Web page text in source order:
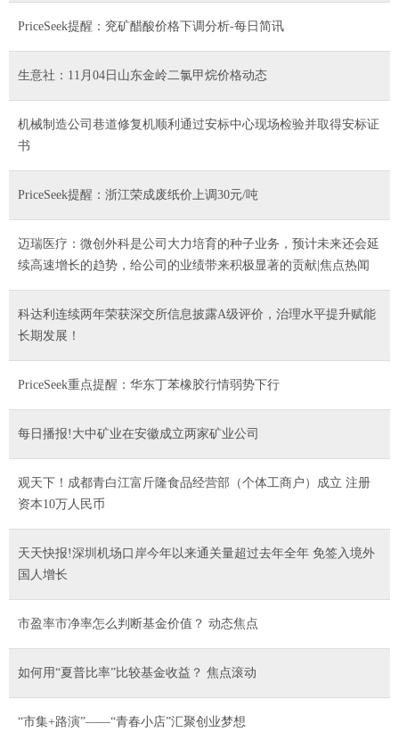
PriceSeek提醒：兖矿醋酸价格下调分析-每日简讯
生意社：11月04日山东金岭二氯甲烷价格动态
机械制造公司巷道修复机顺利通过安标中心现场检验并取得安标证
书
PriceSeek提醒：浙江荣成废纸价上调30元/吨
迈瑞医疗：微创外科是公司大力培育的种子业务，预计未来还会延
续高速增长的趋势，给公司的业绩带来积极显著的贡献|焦点热闻
科达利连续两年荣获深交所信息披露A级评价，治理水平提升赋能
长期发展！
PriceSeek重点提醒：华东丁苯橡胶行情弱势下行
每日播报!大中矿业在安徽成立两家矿业公司
观天下！成都青白江富斤隆食品经营部（个体工商户）成立 注册
资本10万人民币
天天快报!深圳机场口岸今年以来通关量超过去年全年 免签入境外
国人增长
市盈率市净率怎么判断基金价值？ 动态焦点
如何用“夏普比率”比较基金收益？ 焦点滚动
“市集+路演”——“青春小店”汇聚创业梦想